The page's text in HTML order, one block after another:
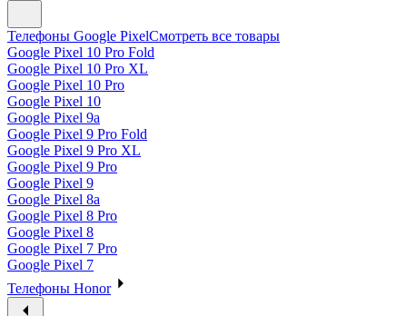
Телефоны Google PixelСмотреть все товары
Google Pixel 10 Pro Fold
Google Pixel 10 Pro XL
Google Pixel 10 Pro
Google Pixel 10
Google Pixel 9a
Google Pixel 9 Pro Fold
Google Pixel 9 Pro XL
Google Pixel 9 Pro
Google Pixel 9
Google Pixel 8a
Google Pixel 8 Pro
Google Pixel 8
Google Pixel 7 Pro
Google Pixel 7
Телефоны Honor